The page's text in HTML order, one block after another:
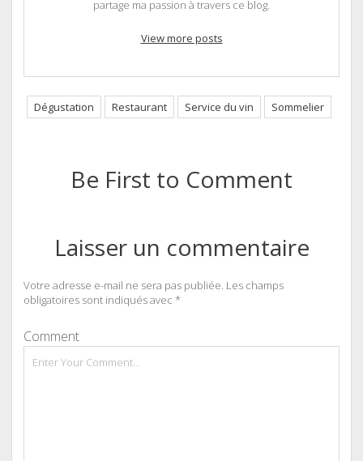
partage ma passion à travers ce blog.
View more posts
Dégustation Restaurant Service du vin Sommelier
Be First to Comment
Laisser un commentaire
Votre adresse e-mail ne sera pas publiée. Les champs
obligatoires sont indiqués avec *
Comment